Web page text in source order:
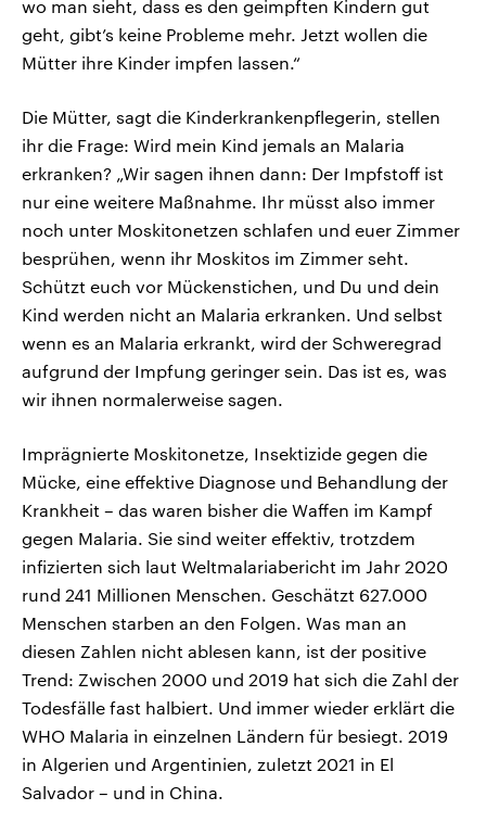
wo man sieht, dass es den geimpften Kindern gut
geht, gibt’s keine Probleme mehr. Jetzt wollen die
Mütter ihre Kinder impfen lassen.“
Die Mütter, sagt die Kinderkrankenpflegerin, stellen
ihr die Frage: Wird mein Kind jemals an Malaria
erkranken? „Wir sagen ihnen dann: Der Impfstoff ist
nur eine weitere Maßnahme. Ihr müsst also immer
noch unter Moskitonetzen schlafen und euer Zimmer
besprühen, wenn ihr Moskitos im Zimmer seht.
Schützt euch vor Mückenstichen, und Du und dein
Kind werden nicht an Malaria erkranken. Und selbst
wenn es an Malaria erkrankt, wird der Schweregrad
aufgrund der Impfung geringer sein. Das ist es, was
wir ihnen normalerweise sagen.
Imprägnierte Moskitonetze, Insektizide gegen die
Mücke, eine effektive Diagnose und Behandlung der
Krankheit – das waren bisher die Waffen im Kampf
gegen Malaria. Sie sind weiter effektiv, trotzdem
infizierten sich laut Weltmalariabericht im Jahr 2020
rund 241 Millionen Menschen. Geschätzt 627.000
Menschen starben an den Folgen. Was man an
diesen Zahlen nicht ablesen kann, ist der positive
Trend: Zwischen 2000 und 2019 hat sich die Zahl der
Todesfälle fast halbiert. Und immer wieder erklärt die
WHO Malaria in einzelnen Ländern für besiegt. 2019
in Algerien und Argentinien, zuletzt 2021 in El
Salvador – und in China.